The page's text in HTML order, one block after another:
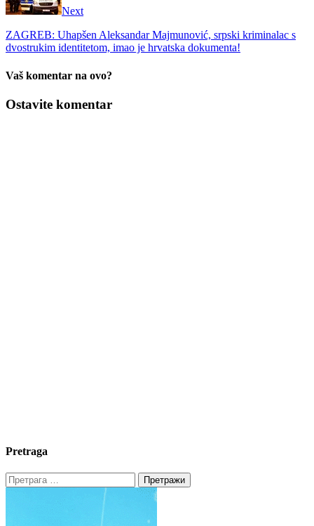
Next
ZAGREB: Uhapšen Aleksandar Majmunović, srpski kriminalac s
dvostrukim identitetom, imao je hrvatska dokumenta!
Vaš komentar na ovo?
Ostavite komentar
Pretraga
Претрага
за: